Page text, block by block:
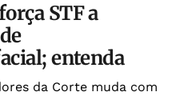
STF a
entenda
da Corte muda com